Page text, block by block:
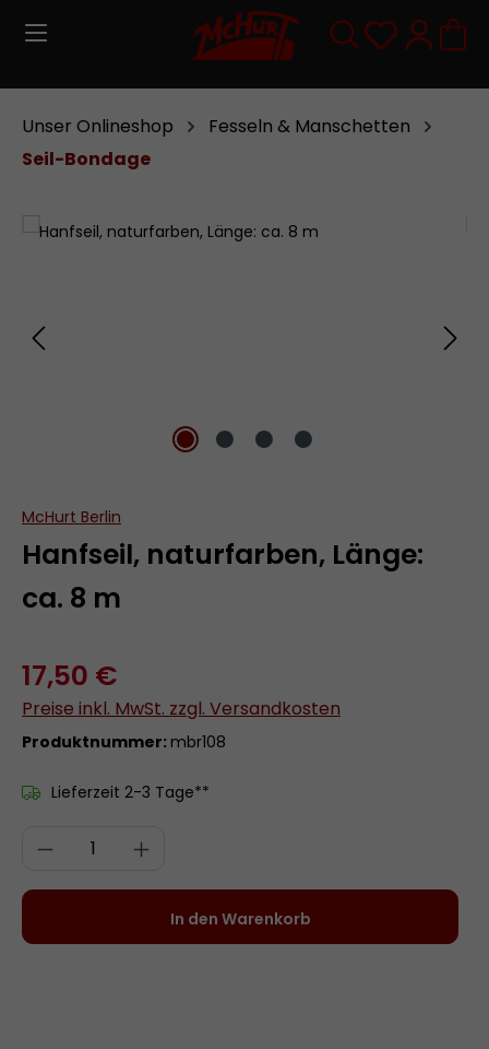
Zum Hauptinhalt springen Du hast
Unser Onlineshop
Fesseln & Manschetten
Seil-Bondage
Bildergalerie überspringen
Hanfseil, naturfarben, Länge:
ca. 8 m
McHurt Berlin
17,50 €
Preise inkl. MwSt. zzgl. Versandkosten
Produktnummer: mbr108
Lieferzeit 2-3 Tage**
Produkt Anzahl: Gib den
In den Warenkorb